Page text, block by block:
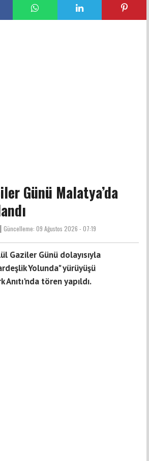
Günü Malatya’da
Güncelleme: 09 Ağustos 2026 - 07:19
Gaziler Günü dolayısıyla
Yolunda" yürüyüşü
tören yapıldı.